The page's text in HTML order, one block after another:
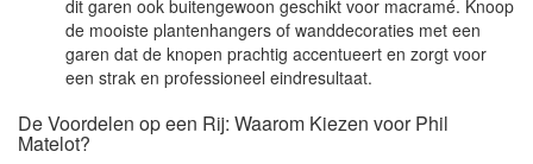
dit garen ook buitengewoon geschikt voor macramé. Knoop
de mooiste plantenhangers of wanddecoraties met een
garen dat de knopen prachtig accentueert en zorgt voor
een strak en professioneel eindresultaat.
De Voordelen op een Rij: Waarom Kiezen voor Phil
Matelot?